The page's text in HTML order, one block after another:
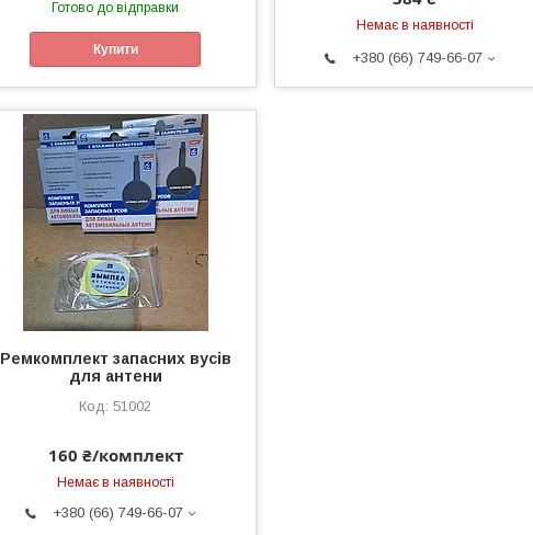
Готово до відправки
Купити
Немає в наявності
+380 (66) 749-66-07
Ремкомплект запасних вусів
для антени
51002
160 ₴/комплект
Немає в наявності
+380 (66) 749-66-07